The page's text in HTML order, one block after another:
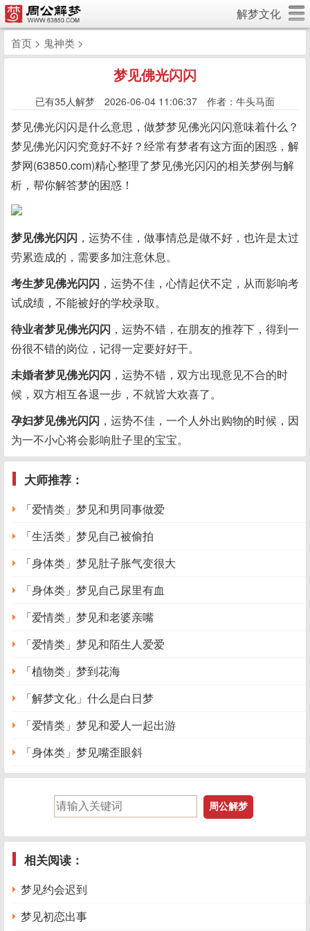
解梦文化
首页 > 鬼神类 >
梦见佛光闪闪
已有35人解梦 2026-06-04 11:06:37 作者：牛头马面
梦见佛光闪闪是什么意思，做梦梦见佛光闪闪意味着什么？
梦见佛光闪闪究竟好不好？经常有梦者有这方面的困惑，解
梦网(63850.com)精心整理了梦见佛光闪闪的相关梦例与解
析，帮你解答梦的困惑！
梦见佛光闪闪 ，运势不佳，做事情总是做不好，也许是太过
劳累造成的，需要多加注意休息。
考生梦见佛光闪闪 ，运势不佳，心情起伏不定，从而影响考
试成绩，不能被好的学校录取。
待业者梦见佛光闪闪 ，运势不错，在朋友的推荐下，得到一
份很不错的岗位，记得一定要好好干。
未婚者梦见佛光闪闪 ，运势不错，双方出现意见不合的时
候，双方相互各退一步，不就皆大欢喜了。
孕妇梦见佛光闪闪 ，运势不佳，一个人外出购物的时候，因
为一不小心将会影响肚子里的宝宝。
大师推荐：
「爱情类」梦见和男同事做爱
「生活类」梦见自己被偷拍
「身体类」梦见肚子胀气变很大
「身体类」梦见自己尿里有血
「爱情类」梦见和老婆亲嘴
「爱情类」梦见和陌生人爱爱
「植物类」梦到花海
「解梦文化」什么是白日梦
「爱情类」梦见和爱人一起出游
「身体类」梦见嘴歪眼斜
相关阅读：
梦见约会迟到
梦见初恋出事